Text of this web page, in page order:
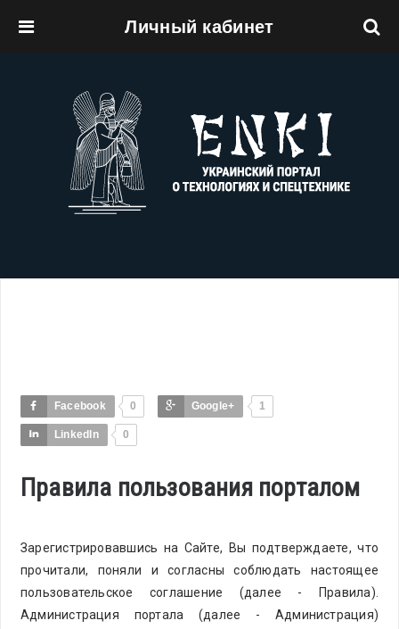
Личный кабинет
Facebook 0 Google+ 1
LinkedIn 0
Правила пользования порталом
Зарегистрировавшись на Сайте, Вы подтверждаете, что
прочитали, поняли и согласны соблюдать настоящее
пользовательское соглашение (далее - Правила).
Администрация портала (далее - Администрация)